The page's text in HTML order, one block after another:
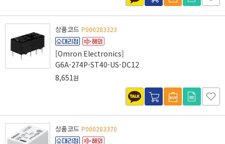
상품코드 P000283323
[Omron Electronics]
G6A-274P-ST40-US-DC12
8,651원
상품코드 P000283370